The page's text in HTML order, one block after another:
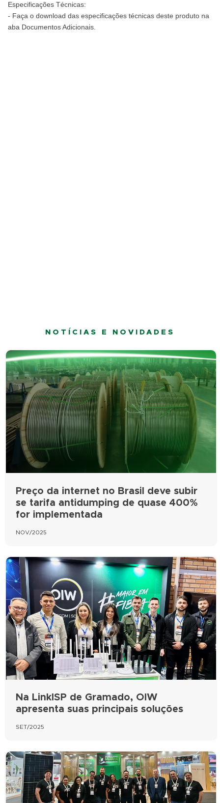
Especificações Técnicas:
- Faça o download das especificações técnicas deste produto na
aba Documentos Adicionais.
NOTÍCIAS E NOVIDADES
Preço da internet no Brasil deve subir
se tarifa antidumping de quase 400%
for implementada
NOV/2025
Na LinkISP de Gramado, OIW
apresenta suas principais soluções
SET/2025